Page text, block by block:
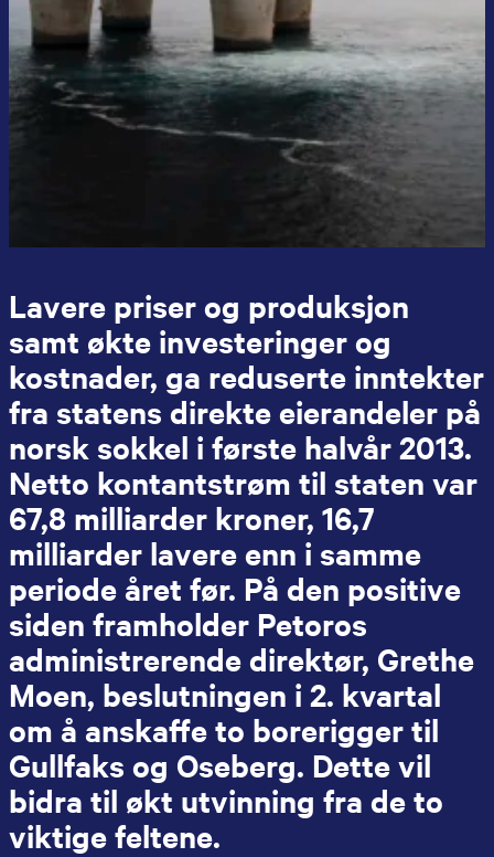
Lavere priser og produksjon
samt økte investeringer og
kostnader, ga reduserte inntekter
fra statens direkte eierandeler på
norsk sokkel i første halvår 2013.
Netto kontantstrøm til staten var
67,8 milliarder kroner, 16,7
milliarder lavere enn i samme
periode året før. På den positive
siden framholder Petoros
administrerende direktør, Grethe
Moen, beslutningen i 2. kvartal
om å anskaffe to borerigger til
Gullfaks og Oseberg. Dette vil
bidra til økt utvinning fra de to
viktige feltene.